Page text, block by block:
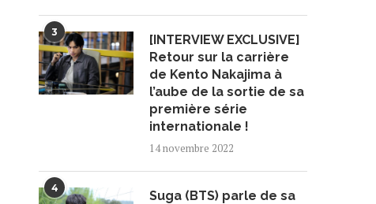
3
[INTERVIEW EXCLUSIVE]
Retour sur la carrière
de Kento Nakajima à
l’aube de la sortie de sa
première série
internationale !
14 novembre 2022
4
Suga (BTS) parle de sa